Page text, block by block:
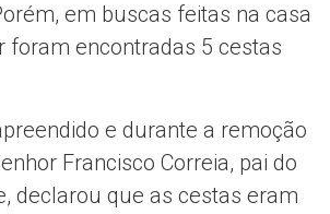
em buscas feitas na casa
foram encontradas 5 cestas
e durante a remoção
Francisco Correia, pai do
declarou que as cestas eram